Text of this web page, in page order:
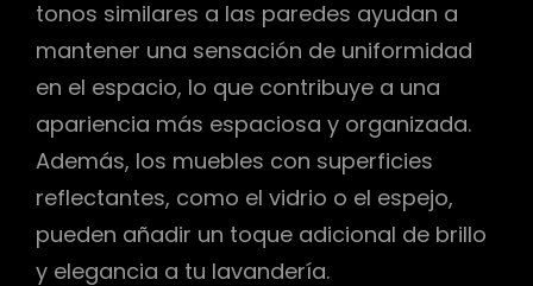
tonos similares a las paredes ayudan a
mantener una sensación de uniformidad
en el espacio, lo que contribuye a una
apariencia más espaciosa y organizada.
Además, los muebles con superficies
reflectantes, como el vidrio o el espejo,
pueden añadir un toque adicional de brillo
y elegancia a tu lavandería.